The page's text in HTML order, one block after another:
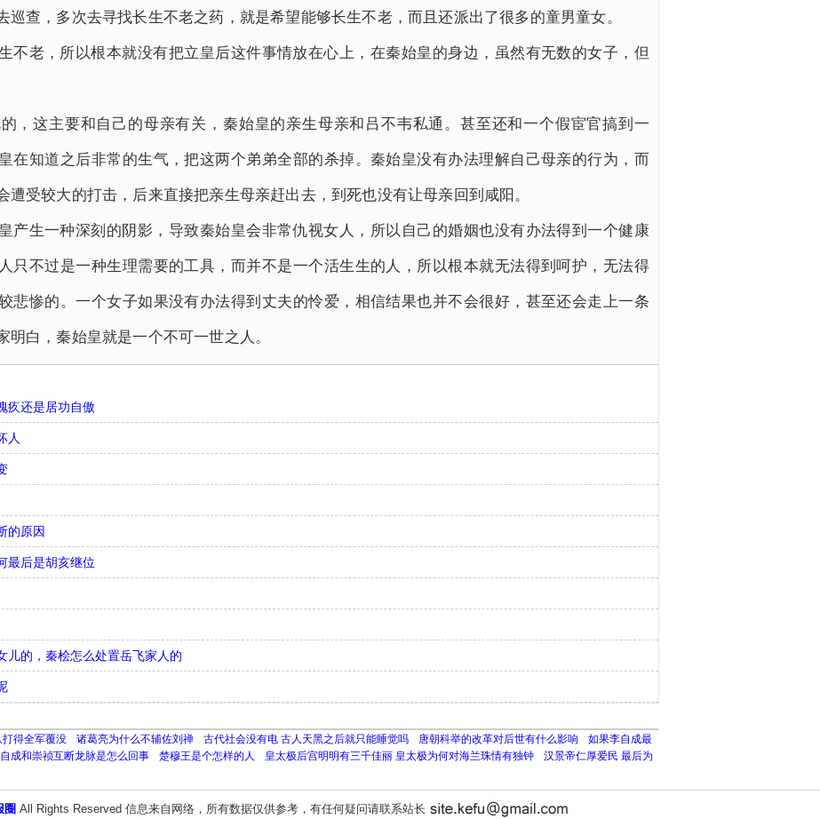
巡查，多次去寻找长生不老之药，就是希望能够长生不老，而且还派出了很多的童男童女。
不老，所以根本就没有把立皇后这件事情放在心上，在秦始皇的身边，虽然有无数的女子，但
，这主要和自己的母亲有关，秦始皇的亲生母亲和吕不韦私通。甚至还和一个假宦官搞到一
在知道之后非常的生气，把这两个弟弟全部的杀掉。秦始皇没有办法理解自己母亲的行为，而
遭受较大的打击，后来直接把亲生母亲赶出去，到死也没有让母亲回到咸阳。
产生一种深刻的阴影，导致秦始皇会非常仇视女人，所以自己的婚姻也没有办法得到一个健康
只不过是一种生理需要的工具，而并不是一个活生生的人，所以根本就无法得到呵护，无法得
悲惨的。一个女子如果没有办法得到丈夫的怜爱，相信结果也并不会很好，甚至还会走上一条
白，秦始皇就是一个不可一世之人。
疚还是居功自傲
人
的原因
最后是胡亥继位
儿的，秦桧怎么处置岳飞家人的
得全军覆没 诸葛亮为什么不辅佐刘禅 古代社会没有电 古人天黑之后就只能睡觉吗 唐朝科举的改革对后世有什么影响
如果李自成最
成和崇祯互断龙脉是怎么回事 楚穆王是个怎样的人 皇太极后宫明明有三千佳丽 皇太极为何对海兰珠情有独钟
汉景帝仁厚爱民 最后为
圈 All Rights Reserved 信息来自网络，所有数据仅供参考，有任何疑问请联系站长